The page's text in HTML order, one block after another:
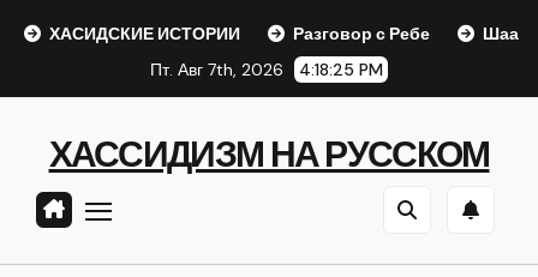
ИСТОРИИ Разговор с Ребе
Шаар гайихуд
Пт. Авг 7th, 2026
4:18:26 PM
ХАССИДИЗМ НА РУССКОМ